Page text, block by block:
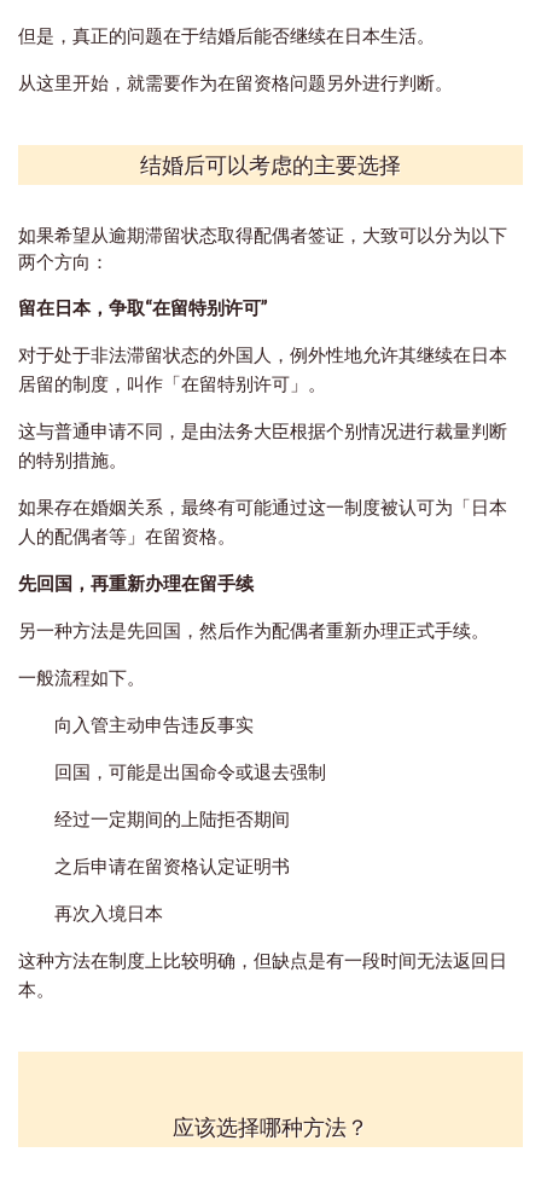
但是，真正的问题在于结婚后能否继续在日本生活。
从这里开始，就需要作为在留资格问题另外进行判断。
结婚后可以考虑的主要选择
如果希望从逾期滞留状态取得配偶者签证，大致可以分为以下
两个方向：
留在日本，争取“在留特别许可”
对于处于非法滞留状态的外国人，例外性地允许其继续在日本
居留的制度，叫作「在留特别许可」。
这与普通申请不同，是由法务大臣根据个别情况进行裁量判断
的特别措施。
如果存在婚姻关系，最终有可能通过这一制度被认可为「日本
人的配偶者等」在留资格。
先回国，再重新办理在留手续
另一种方法是先回国，然后作为配偶者重新办理正式手续。
一般流程如下。
向入管主动申告违反事实
回国，可能是出国命令或退去强制
经过一定期间的上陆拒否期间
之后申请在留资格认定证明书
再次入境日本
这种方法在制度上比较明确，但缺点是有一段时间无法返回日
本。
应该选择哪种方法？